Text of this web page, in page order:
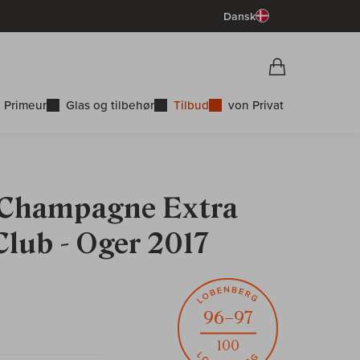
Dansk
Primeur Glas og tilbehør Tilbud von Privat
Extra
- Oger 2017
96–97
100